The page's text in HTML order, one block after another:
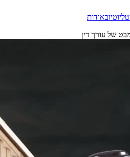
יוטיובאודות
של עורך דין